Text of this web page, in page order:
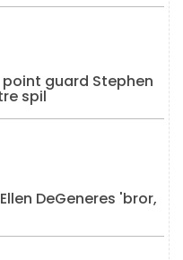
guard Stephen
spil
DeGeneres 'bror,